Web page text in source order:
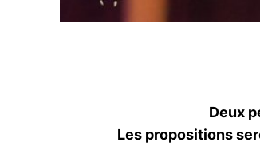
Deux
Les propositions